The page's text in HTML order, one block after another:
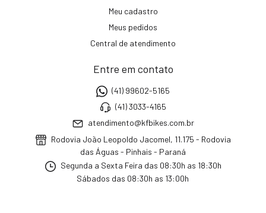
Meu cadastro
Meus pedidos
Central de atendimento
Entre em contato
(41) 99602-5165
(41) 3033-4165
atendimento@kfbikes.com.br
Rodovia João Leopoldo Jacomel, 11.175 - Rodovia
das Águas - Pinhais - Paraná
Segunda a Sexta Feira das 08:30h as 18:30h
Sábados das 08:30h as 13:00h